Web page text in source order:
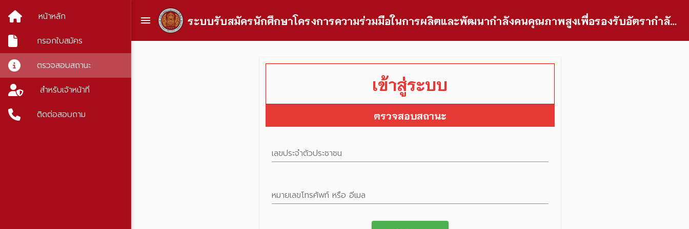
หน้าหลัก
กรอกใบสมัคร
ตรวจสอบสถานะ
สำหรับเจ้าหน้าที่
ติดต่อสอบถาม
ระบบรับสมัครนักศึกษาโครงการความร่วมมือในการผลิตและพัฒนากำลังคนคุณภาพสูงเพื่อรองรับอัตรากำลังที่ขาดแคลน
เข้าสู่ระบบ
ตรวจสอบสถานะ
เลขประจำตัวประชาชน
หมายเลขโทรศัพท์ หรือ อีเมล